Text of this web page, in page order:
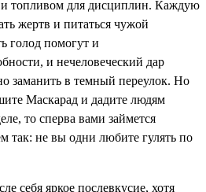
топливом для дисциплин. Каждую
жертв и питаться чужой
голод помогут и
и нечеловеческий дар
заманить в темный переулок. Но
Маскарад и дадите людям
то сперва вами займется
так: не вы одни любите гулять по
себя яркое послевкусие, хотя